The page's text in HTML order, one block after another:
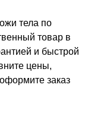
тела по
товар в
и быстрой
цены,
заказ